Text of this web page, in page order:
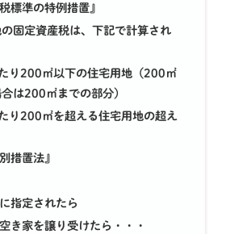
標準の特例措置』
固定資産税は、下記で計算され
り200㎡以下の住宅用地（200㎡
は200㎡までの部分）
り200㎡を超える住宅用地の超え
措置法』
指定されたら
き家を譲り受けたら・・・